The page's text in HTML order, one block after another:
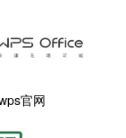
官网